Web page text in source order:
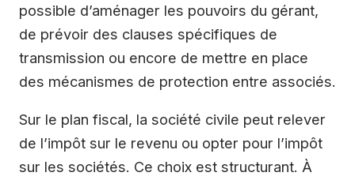
possible d’aménager les pouvoirs du gérant,
de prévoir des clauses spécifiques de
transmission ou encore de mettre en place
des mécanismes de protection entre associés.
Sur le plan fiscal, la société civile peut relever
de l’impôt sur le revenu ou opter pour l’impôt
sur les sociétés. Ce choix est structurant. À